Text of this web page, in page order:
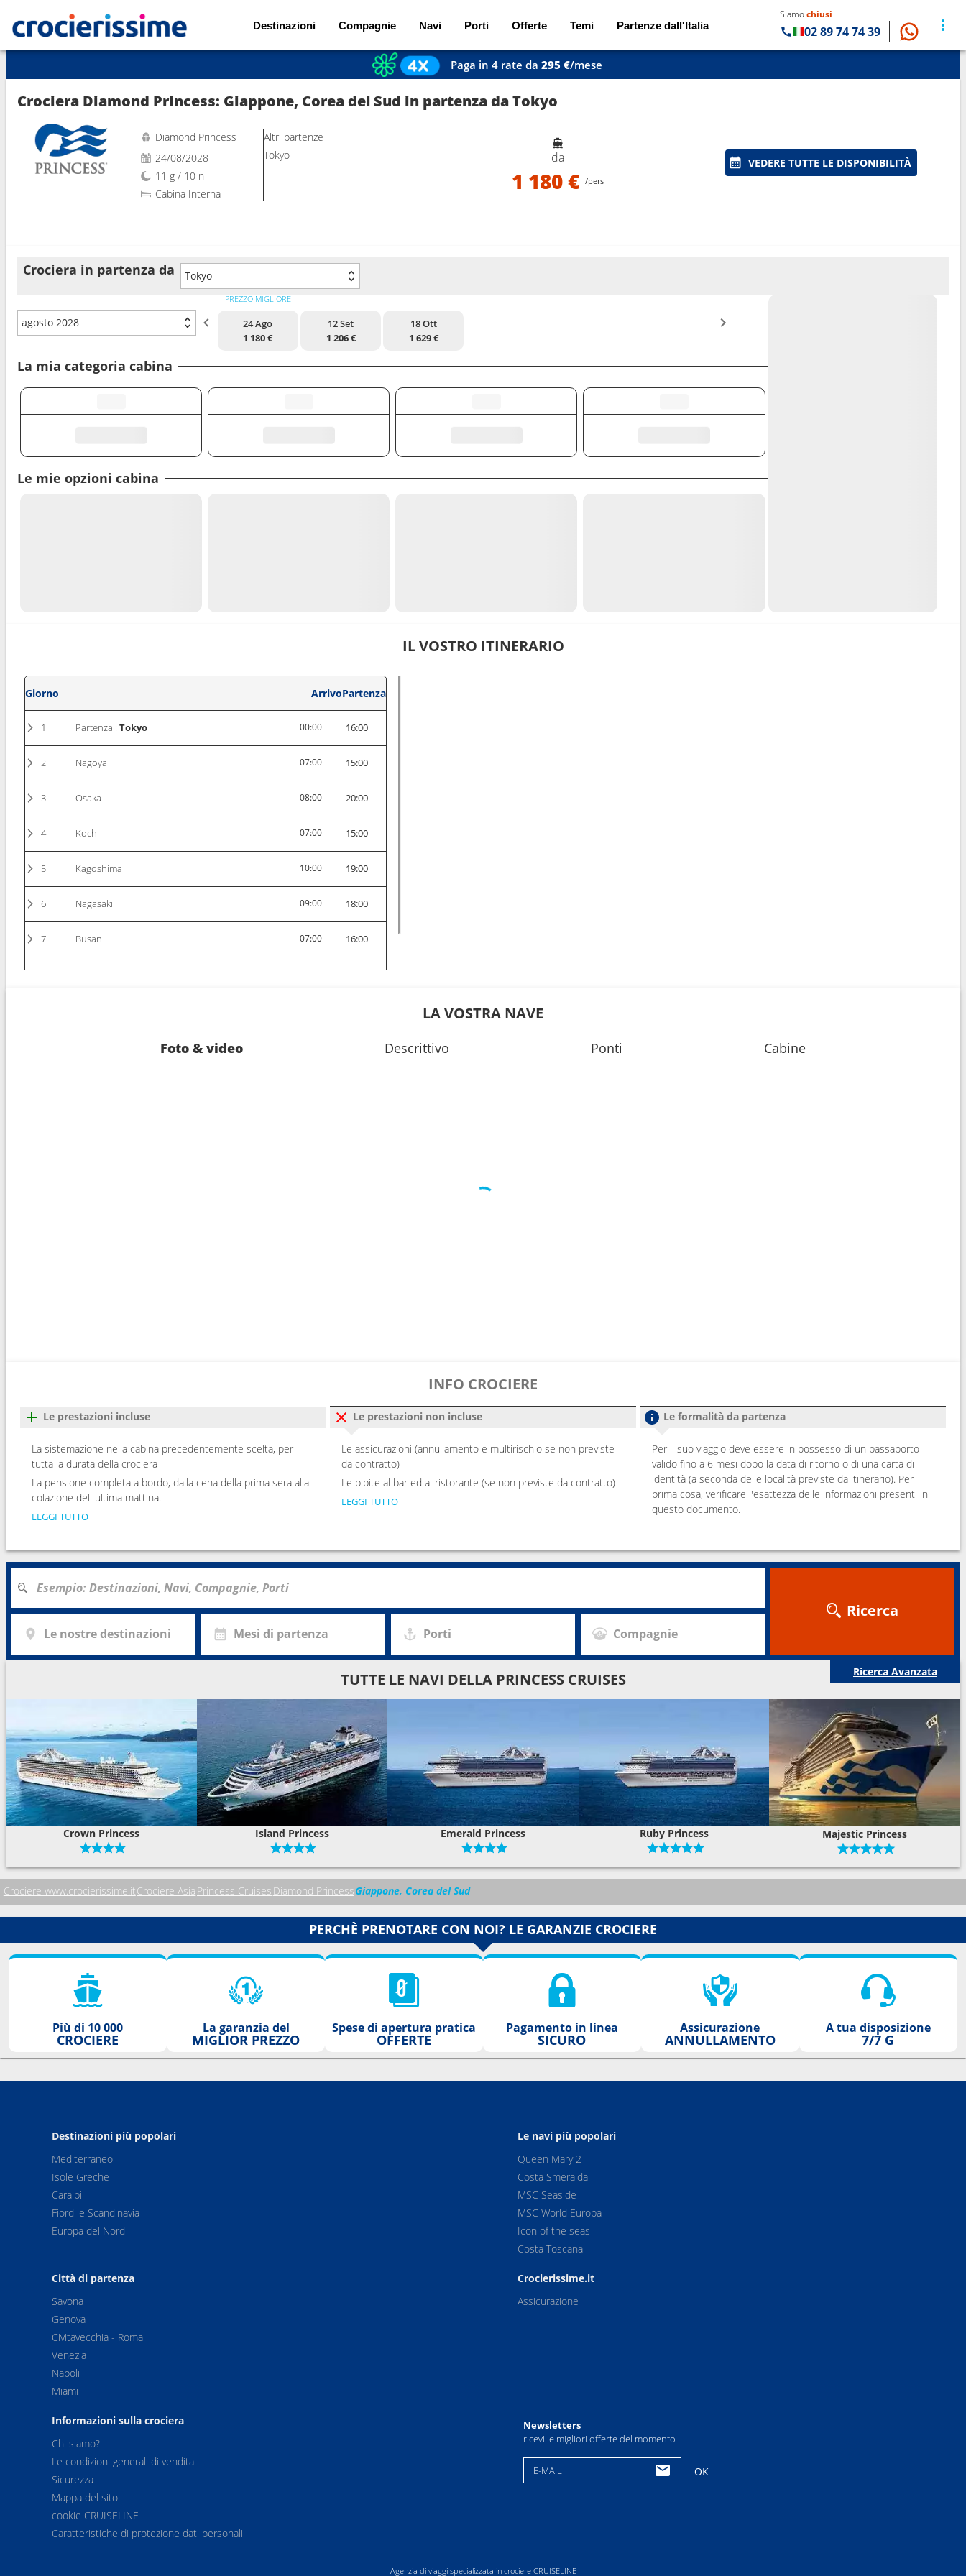
Destinazioni Compagnie Navi Porti Offerte Temi Partenze dall'Italia
Siamochiusi
02 89 74 74 39
Mostra le altre 44 foto
Paga in 4 rate da 295 €/mese
Crociera Diamond Princess: Giappone, Corea del Sud in partenza da Tokyo
Diamond Princess
24/08/2028
11 g / 10 n
Cabina Interna
Altri partenze
Tokyo
da
1 180 € /pers
VEDERE TUTTE LE DISPONIBILITÀ
Crociera in partenza da Tokyo
agosto 2028
PREZZO MIGLIORE
24 Ago
1 180 €
12 Set
1 206 €
18 Ott
1 629 €
La mia categoria cabina
Le mie opzioni cabina
IL VOSTRO ITINERARIO
Giorno ArrivoPartenza
1 Partenza : Tokyo 00:00 16:00
2 Nagoya 07:00 15:00
3 Osaka 08:00 20:00
4 Kochi 07:00 15:00
5 Kagoshima 10:00 19:00
6 Nagasaki 09:00 18:00
7 Busan 07:00 16:00
8 Kanmon Straits 15:00 17:00
LA VOSTRA NAVE
Foto & video Descrittivo Ponti Cabine
INFO CROCIERE
Le prestazioni incluse
La sistemazione nella cabina precedentemente scelta, per
tutta la durata della crociera
La pensione completa a bordo, dalla cena della prima sera alla
colazione dell ultima mattina.
LEGGI TUTTO
Le prestazioni non incluse
Le assicurazioni (annullamento e multirischio se non previste
da contratto)
Le bibite al bar ed al ristorante (se non previste da contratto)
LEGGI TUTTO
Le formalità da partenza
Per il suo viaggio deve essere in possesso di un passaporto
valido fino a 6 mesi dopo la data di ritorno o di una carta di
identità (a seconda delle località previste da itinerario). Per
prima cosa, verificare l'esattezza delle informazioni presenti in
questo documento.
Le nostre destinazioni Mesi di partenza Porti Compagnie
Ricerca
Ricerca Avanzata
TUTTE LE NAVI DELLA PRINCESS CRUISES
Crown Princess Island Princess Emerald Princess Ruby Princess Majestic Princess
Crociere www.crocierissime.itCrociere Asia Princess Cruises Diamond PrincessGiappone, Corea del Sud
PERCHÈ PRENOTARE CON NOI? LE GARANZIE CROCIERE
Più di 10 000
CROCIERE
La garanzia del
MIGLIOR PREZZO
Spese di apertura pratica
OFFERTE
Pagamento in linea
SICURO
Assicurazione
ANNULLAMENTO
A tua disposizione
7/7 G
Destinazioni più popolari
Mediterraneo
Isole Greche
Caraibi
Fiordi e Scandinavia
Europa del Nord
Le navi più popolari
Queen Mary 2
Costa Smeralda
MSC Seaside
MSC World Europa
Icon of the seas
Costa Toscana
Città di partenza
Savona
Genova
Civitavecchia - Roma
Venezia
Napoli
Miami
Crocierissime.it
Assicurazione
Informazioni sulla crociera
Chi siamo?
Le condizioni generali di vendita
Sicurezza
Mappa del sito
cookie CRUISELINE
Caratteristiche di protezione dati personali
Newsletters
ricevi le migliori offerte del momento
E-MAIL OK
Agenzia di viaggi specializzata in crociere CRUISELINE